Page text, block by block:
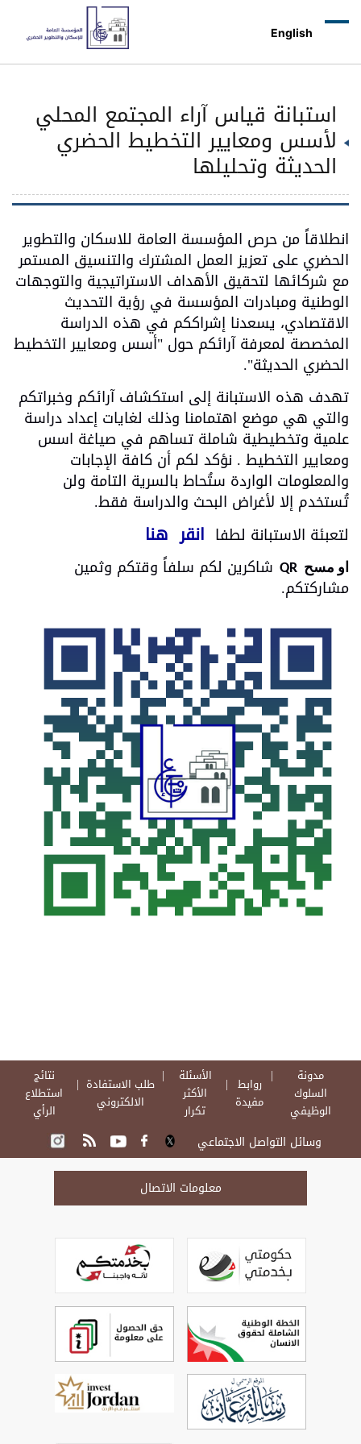
English
استبانة قياس آراء المجتمع المحلي
لأسس ومعايير التخطيط الحضري
الحديثة وتحليلها
انطلاقاً من حرص المؤسسة العامة للاسكان والتطوير
الحضري على تعزيز العمل المشترك والتنسيق المستمر
مع شركائها لتحقيق الأهداف الاستراتيجية والتوجهات
الوطنية ومبادرات المؤسسة في رؤية التحديث
الاقتصادي، يسعدنا إشراككم في هذه الدراسة
المخصصة لمعرفة آرائكم حول "أسس ومعايير التخطيط
الحضري الحديثة".
تهدف هذه الاستبانة إلى استكشاف آرائكم وخبراتكم
والتي هي موضع اهتمامنا وذلك لغايات إعداد دراسة
علمية وتخطيطية شاملة تساهم في صياغة اسس
ومعايير التخطيط . نؤكد لكم أن كافة الإجابات
والمعلومات الواردة ستُحاط بالسرية التامة ولن
تُستخدم إلا لأغراض البحث والدراسة فقط.
لتعبئة الاستبانة لطفا انقر هنا
او مسح QR شاكرين لكم سلفاً وقتكم وثمين
مشاركتكم.
مدونة
السلوك
الوظيفي
روابط
مفيدة
الأسئلة
الأكثر
تكرار
طلب الاستفادة
الالكتروني
نتائج
استطلاع
الرأي
وسائل التواصل الاجتماعي
معلومات الاتصال